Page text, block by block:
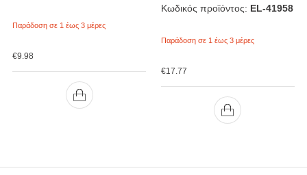
Παράδοση σε 1 έως 3 μέρες
€9.98
Κωδικός προϊόντος: EL-41958
Παράδοση σε 1 έως 3 μέρες
€17.77